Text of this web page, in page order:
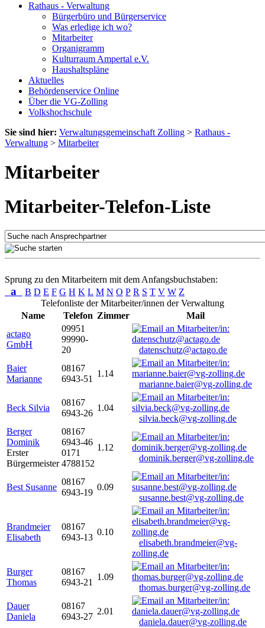
Rathaus - Verwaltung
Bürgerbüro und Bürgerservice
Was erledige ich wo?
Mitarbeiter
Organigramm
Kulturraum Ampertal e.V.
Haushaltspläne
Aktuelles
Behördenservice Online
Über die VG-Zolling
Volkshochschule
Sie sind hier: Verwaltungsgemeinschaft Zolling > Rathaus -
Verwaltung > Mitarbeiter
Mitarbeiter
Mitarbeiter-Telefon-Liste
Sprung zu den Mitarbeitern mit dem Anfangsbuchstaben:
a B D E F G H K L M N O P R S T V W Z
Telefonliste der Mitarbeiter/innen der Verwaltung
Name
Telefon Zimmer
Mail
actago
GmbH
09951
99990-
20
datenschutz@actago.de
Baier
Marianne
08167
6943-51
1.14
marianne.baier@vg-zolling.de
Beck Silvia
08167
6943-26
1.04
silvia.beck@vg-zolling.de
Berger
Dominik
Erster
Bürgermeister
08167
6943-46
0171
4788152
1.12
dominik.berger@vg-zolling.de
Best Susanne
08167
6943-19
0.09
susanne.best@vg-zolling.de
Brandmeier
Elisabeth
08167
6943-13
0.10
elisabeth.brandmeier@vg-
zolling.de
Burger
Thomas
08167
6943-21
1.09
thomas.burger@vg-zolling.de
Dauer
Daniela
08167
6943-27
2.01
daniela.dauer@vg-zolling.de